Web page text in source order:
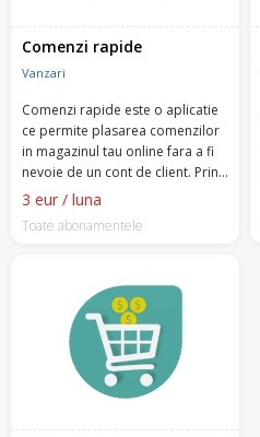
Comenzi rapide
Vanzari
Comenzi rapide este o aplicatie
ce permite plasarea comenzilor
in magazinul tau online fara a fi
nevoie de un cont de client. Prin
simpla apasare a unui buton,
dorite rapid si simplu.
3 eur / luna
Toate abonamentele